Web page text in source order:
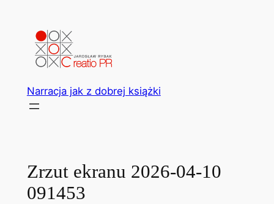
Narracja jak z dobrej książki
Zrzut ekranu 2026-04-10
091453